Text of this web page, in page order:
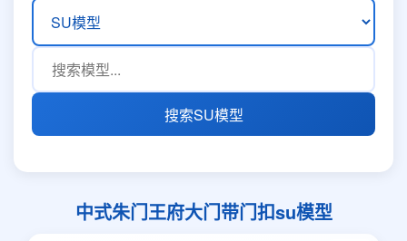
搜索SU模型
中式朱门王府大门带门扣su模型